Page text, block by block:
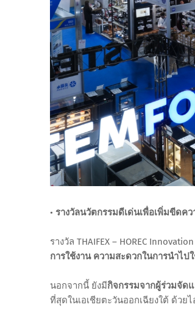
• รางวัลนวัตกรรมดีเด่นเพื่อเพิ่มขีดค
รางวัล THAIFEX – HOREC
การใช้งาน ความสะดวกในการนำไ
นอกจากนี้ ยังมีกิจกรรมจากผู้ร่วมจัด
ที่สุดในเอเชียตะวันออกเฉียงใต้ ด้วย